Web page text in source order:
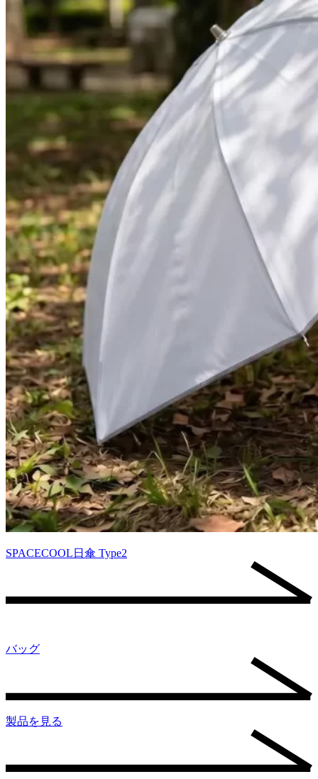
SPACECOOL日傘 Type2
バッグ
製品を見る